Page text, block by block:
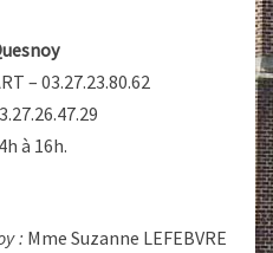
– 03.27.23.80.62
à 16h.
: Mme Suzanne LEFEBVRE